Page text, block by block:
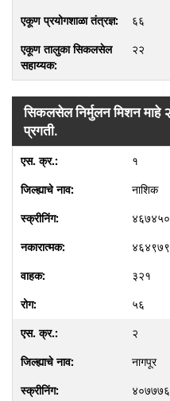
६६
२२
सिकलसेल निर्मुलन मिशन
प्रगती.
१
नाशिक
४६७४५०
४६४९७९
३२१
५६
२
नागपूर
४०७७७६